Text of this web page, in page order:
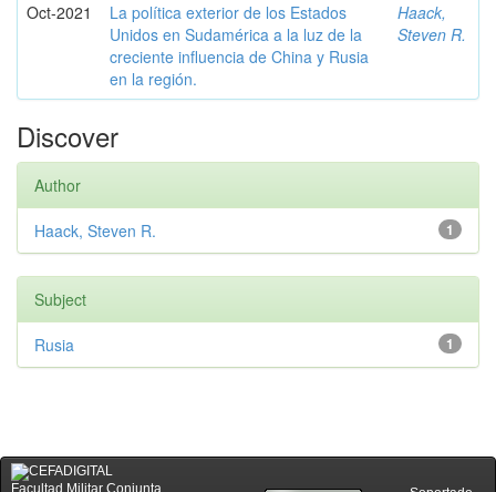
Oct-2021
La política exterior de los Estados
Unidos en Sudamérica a la luz de la
creciente influencia de China y Rusia
en la región.
Haack,
Steven R.
Discover
Author
1
Haack, Steven R.
Subject
1
Rusia
Facultad Militar Conjunta